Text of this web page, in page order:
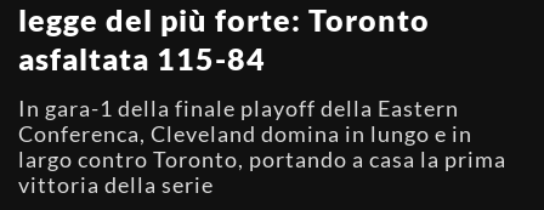
legge del più forte: Toronto
asfaltata 115-84
In gara-1 della finale playoff della Eastern
Conferenca, Cleveland domina in lungo e in
largo contro Toronto, portando a casa la prima
vittoria della serie